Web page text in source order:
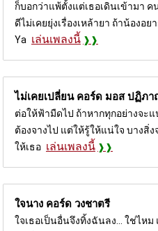
ก็บอกว่าแพ้ตั้งแต่เธอเดินเข้ามา
ดีไม่เคยยุ่งเรื่องเหล้ายา ถ้าน้องอ
Ya เล่นเพลงนี้
ไม่เคยเปลี่ยน คอร์ด มอส ปฏิภ
ต่อให้ฟ้ามืดไป ถ้าหากทุกอย่างจะ
ต้องจางไป แต่ให้รู้ให้แน่ใจ บางสิ่
ให้เธอ เล่นเพลงนี้
ใจนาง คอร์ด วงชาตรี
ใจเธอเป็นอื่นจึงทิ้งฉันลง... ใช่ไห